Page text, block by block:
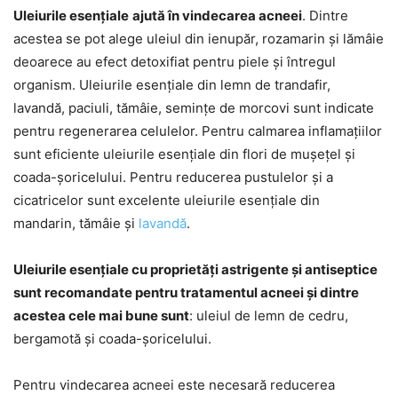
Uleiurile esențiale ajută în vindecarea acneei. Dintre
acestea se pot alege uleiul din ienupăr, rozamarin și lămâie
deoarece au efect detoxifiat pentru piele și întregul
organism. Uleiurile esențiale din lemn de trandafir,
lavandă, paciuli, tămâie, semințe de morcovi sunt indicate
pentru regenerarea celulelor. Pentru calmarea inflamațiilor
sunt eficiente uleiurile esențiale din flori de mușețel și
coada-șoricelului. Pentru reducerea pustulelor și a
cicatricelor sunt excelente uleiurile esențiale din
mandarin, tămâie și lavandă.
Uleiurile esențiale cu proprietăți astrigente și antiseptice
sunt recomandate pentru tratamentul acneei și dintre
acestea cele mai bune sunt: uleiul de lemn de cedru,
bergamotă și coada-șoricelului.
Pentru vindecarea acneei este necesară reducerea